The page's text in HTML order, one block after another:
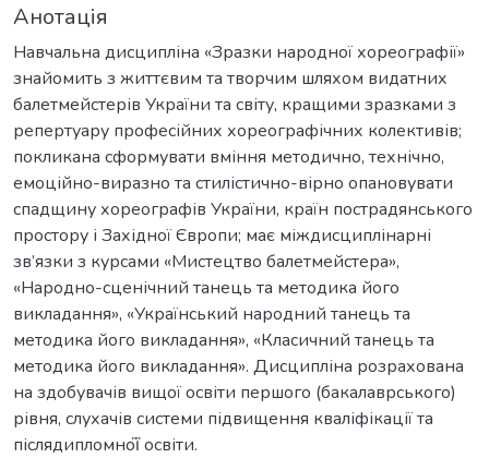
Анотація
Навчальна дисципліна «Зразки народної хореографії»
знайомить з життєвим та творчим шляхом видатних
балетмейстерів України та світу, кращими зразками з
репертуару професійних хореографічних колективів;
покликана сформувати вміння методично, технічно,
емоційно-виразно та стилістично-вірно опановувати
спадщину хореографів України, країн пострадянського
простору і Західної Європи; має міждисциплінарні
зв’язки з курсами «Мистецтво балетмейстера»,
«Народно-сценічний танець та методика його
викладання», «Український народний танець та
методика його викладання», «Класичний танець та
методика його викладання». Дисципліна розрахована
на здобувачів вищої освіти першого (бакалаврського)
рівня, слухачів системи підвищення кваліфікації та
післядипломної̈ освіти.